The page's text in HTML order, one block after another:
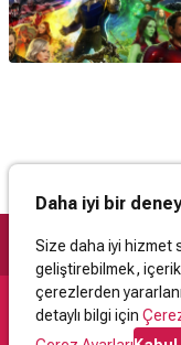
Daha iyi bir
Size daha iyi hizmet
geliştirebilmek,
çerezlerden
detaylı bilgi için